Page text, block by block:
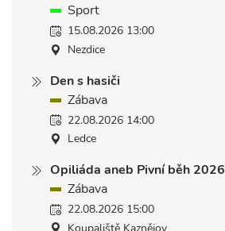
Sport
15.08.2026 13:00
Nezdice
Den s hasiči
Zábava
22.08.2026 14:00
Ledce
Opiliáda aneb Pivní běh 2026
Zábava
22.08.2026 15:00
Koupaliště Kaznějov